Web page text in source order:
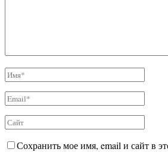
Сохранить мое имя, email и сайт в